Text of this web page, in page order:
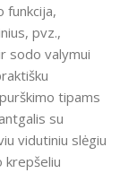
funkcija,
pvz.,
sodo valymui
tipams
su
vidutiniu slėgiu
krepšeliu